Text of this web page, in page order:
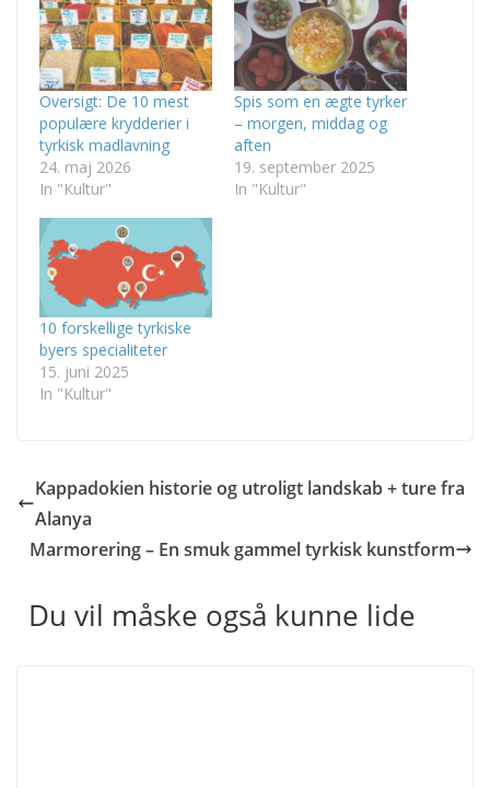
Oversigt: De 10 mest
populære krydderier i
tyrkisk madlavning
24. maj 2026
In "Kultur"
Spis som en ægte tyrker
– morgen, middag og
aften
19. september 2025
In "Kultur"
10 forskellige tyrkiske
byers specialiteter
15. juni 2025
In "Kultur"
Kappadokien historie og utroligt landskab + ture fra
Alanya
Marmorering – En smuk gammel tyrkisk kunstform
Du vil måske også kunne lide